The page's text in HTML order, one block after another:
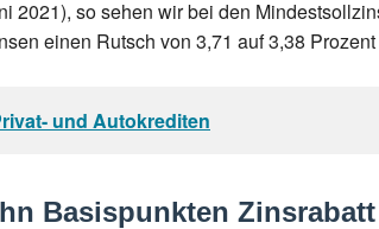
2021), so sehen wir bei den
einen Rutsch von 3,71 auf 3,38
und Autokrediten
Basispunkten Zinsrabatt